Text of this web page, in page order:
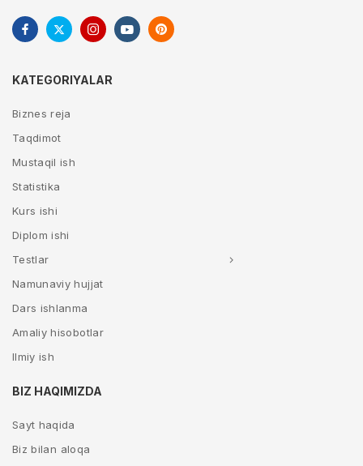
KATEGORIYALAR
Biznes reja
Taqdimot
Mustaqil ish
Statistika
Kurs ishi
Diplom ishi
Testlar
Namunaviy hujjat
Dars ishlanma
Amaliy hisobotlar
Ilmiy ish
BIZ HAQIMIZDA
Sayt haqida
Biz bilan aloqa